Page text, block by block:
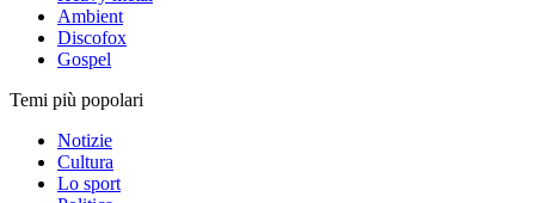
Ambient
Discofox
Gospel
Temi più popolari
Notizie
Cultura
Lo sport